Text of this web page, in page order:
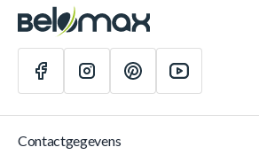
Contactgegevens